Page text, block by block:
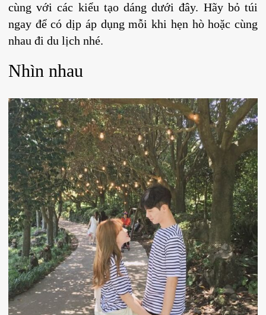
cùng với các kiểu tạo dáng dưới đây. Hãy bỏ túi
ngay để có dịp áp dụng mỗi khi hẹn hò hoặc cùng
nhau đi du lịch nhé.
Nhìn nhau